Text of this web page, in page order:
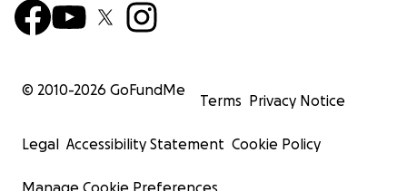
© 2010-2026 GoFundMe
Terms Privacy Notice
Legal Accessibility Statement Cookie Policy
Manage Cookie Preferences